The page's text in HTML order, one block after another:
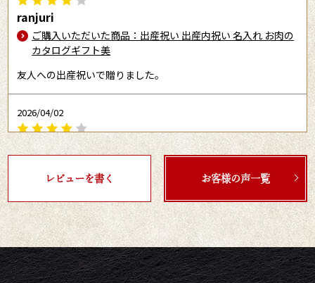
ranjuri
ご購入いただいた商品：出産祝い 出産内祝い 名入れ お肉の
カタログギフト美
友人への出産祝いで贈りました。
2026/04/02
Og
ご購入いただいた商品：お世話になりました 名入れ お肉の
カタログギフト美
職場の上司の退職祝いに購入しました。
2026/03/30
sayGOD
レビューを書く お客様の声一覧